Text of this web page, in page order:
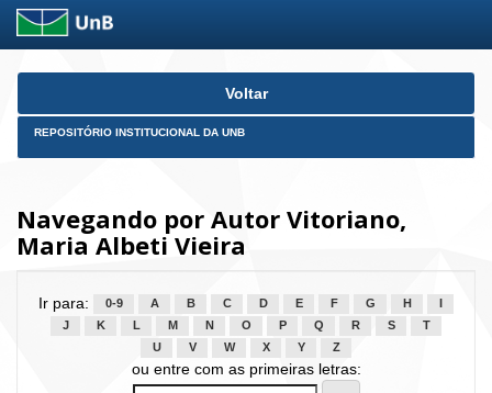
Skip
Voltar
REPOSITÓRIO INSTITUCIONAL DA UNB
Navegando por Autor Vitoriano,
Maria Albeti Vieira
Ir para: 0-9 A B C D E F G H
J
K L M N O P Q R S
T
U
V W X Y Z
ou entre com as primeiras letras: